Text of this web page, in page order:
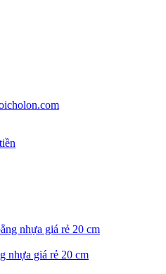
nhựa giá rẻ 20 cm